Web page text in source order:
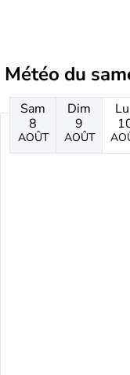
Météo du
Sam
8
AOÛT
Dim
9
AOÛT